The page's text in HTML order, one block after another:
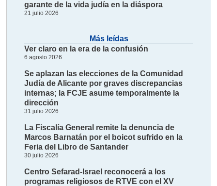
garante de la vida judía en la diáspora
21 julio 2026
Más leídas
Ver claro en la era de la confusión
6 agosto 2026
Se aplazan las elecciones de la Comunidad
Judía de Alicante por graves discrepancias
internas; la FCJE asume temporalmente la
dirección
31 julio 2026
La Fiscalía General remite la denuncia de
Marcos Barnatán por el boicot sufrido en la
Feria del Libro de Santander
30 julio 2026
Centro Sefarad-Israel reconocerá a los
programas religiosos de RTVE con el XV